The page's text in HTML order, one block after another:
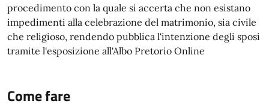
procedimento con la quale si accerta che non esistano
impedimenti alla celebrazione del matrimonio, sia civile
che religioso, rendendo pubblica l'intenzione degli sposi
tramite l'esposizione all'Albo Pretorio Online
Come fare